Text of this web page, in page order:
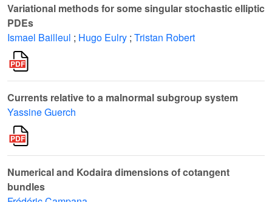
Variational methods for some singular stochastic elliptic
PDEs
Ismael Bailleul ; Hugo Eulry ; Tristan Robert
Currents relative to a malnormal subgroup system
Yassine Guerch
Numerical and Kodaira dimensions of cotangent
bundles